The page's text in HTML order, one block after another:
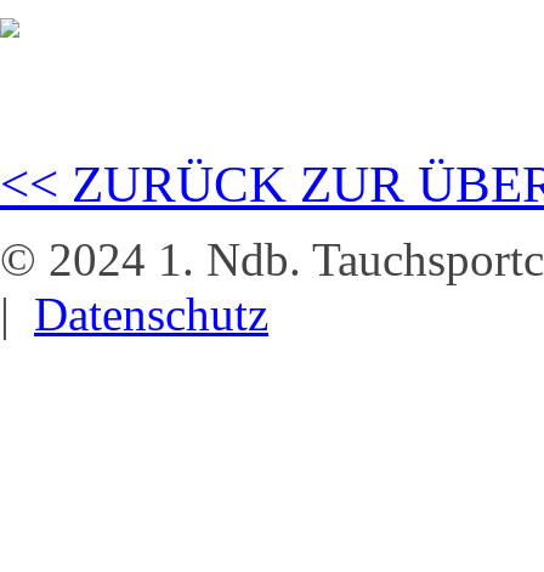
<< ZURÜCK ZUR
© 2024 1. Ndb.
| Datenschutz